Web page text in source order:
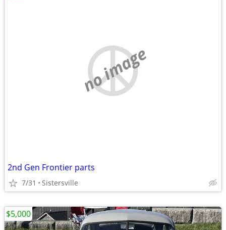
no image
2nd Gen Frontier parts
7/31 Sistersville
$5,000